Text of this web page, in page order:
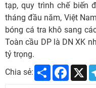
tạp, quy trình chế biến
tháng đầu năm, Việt
bóng cá tra khô sang
Toàn cầu DP là DN XK
tỷ trọng.
Chia sẻ:
Share X